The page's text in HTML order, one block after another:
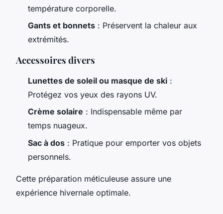
température corporelle.
Gants et bonnets : Préservent la chaleur aux
extrémités.
Accessoires divers
Lunettes de soleil ou masque de ski :
Protégez vos yeux des rayons UV.
Crème solaire : Indispensable même par
temps nuageux.
Sac à dos : Pratique pour emporter vos objets
personnels.
Cette préparation méticuleuse assure une
expérience hivernale optimale.